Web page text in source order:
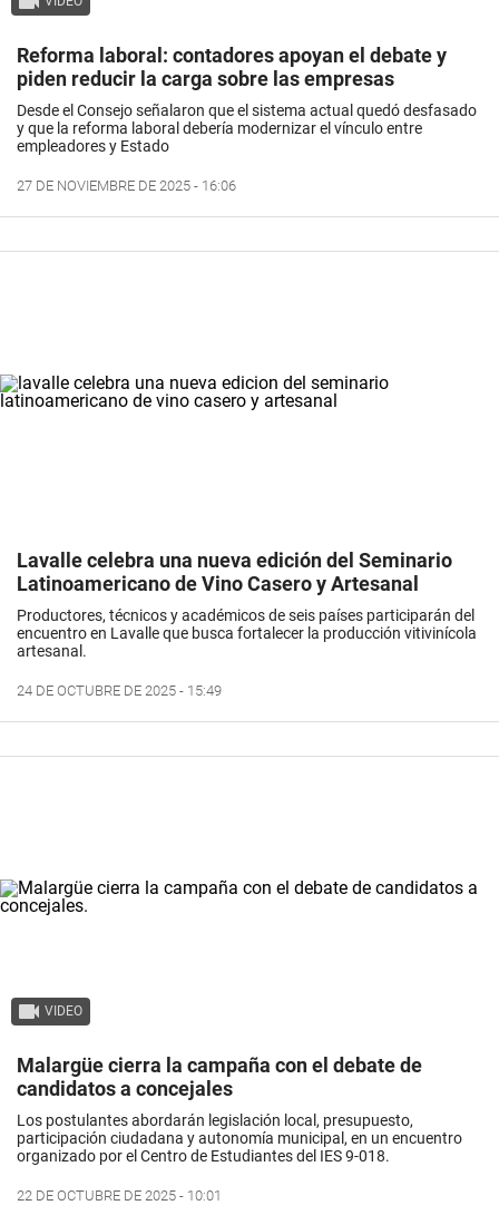
Reforma laboral: contadores apoyan el debate y
piden reducir la carga sobre las empresas
Desde el Consejo señalaron que el sistema actual quedó desfasado
y que la reforma laboral debería modernizar el vínculo entre
empleadores y Estado
27 DE NOVIEMBRE DE 2025 - 16:06
Lavalle celebra una nueva edición del Seminario
Latinoamericano de Vino Casero y Artesanal
Productores, técnicos y académicos de seis países participarán del
encuentro en Lavalle que busca fortalecer la producción vitivinícola
artesanal.
24 DE OCTUBRE DE 2025 - 15:49
VIDEO
Malargüe cierra la campaña con el debate de
candidatos a concejales
Los postulantes abordarán legislación local, presupuesto,
participación ciudadana y autonomía municipal, en un encuentro
organizado por el Centro de Estudiantes del IES 9-018.
22 DE OCTUBRE DE 2025 - 10:01